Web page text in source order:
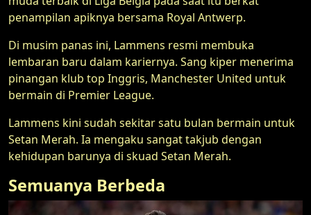
penampilan apiknya bersama Royal Antwerp.
Di musim panas ini, Lammens resmi membuka
lembaran baru dalam kariernya. Sang kiper menerima
pinangan klub top Inggris, Manchester United untuk
bermain di Premier League.
Lammens kini sudah sekitar satu bulan bermain untuk
Setan Merah. Ia mengaku sangat takjub dengan
kehidupan barunya di skuad Setan Merah.
Semuanya Berbeda